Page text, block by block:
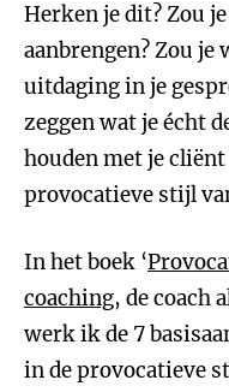
Herken je dit? Zou
aanbrengen? Zou je
uitdaging in je
zeggen wat je écht
houden met je
provocatieve stijl
In het boek ‘
coaching, de coach
werk ik de 7
in de provocatieve